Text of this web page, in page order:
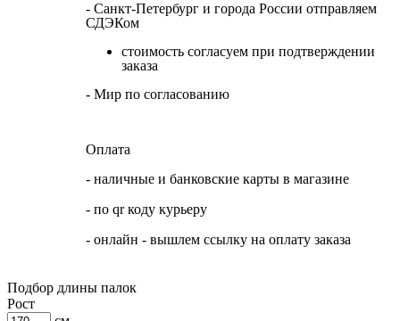
- Санкт-Петербург и города России отправляем
СДЭКом
стоимость согласуем при подтверждении
заказа
- Мир по согласованию
Оплата
- наличные и банковские карты в магазине
- по qr коду курьеру
- онлайн - вышлем ссылку на оплату заказа
Подбор длины палок
Рост